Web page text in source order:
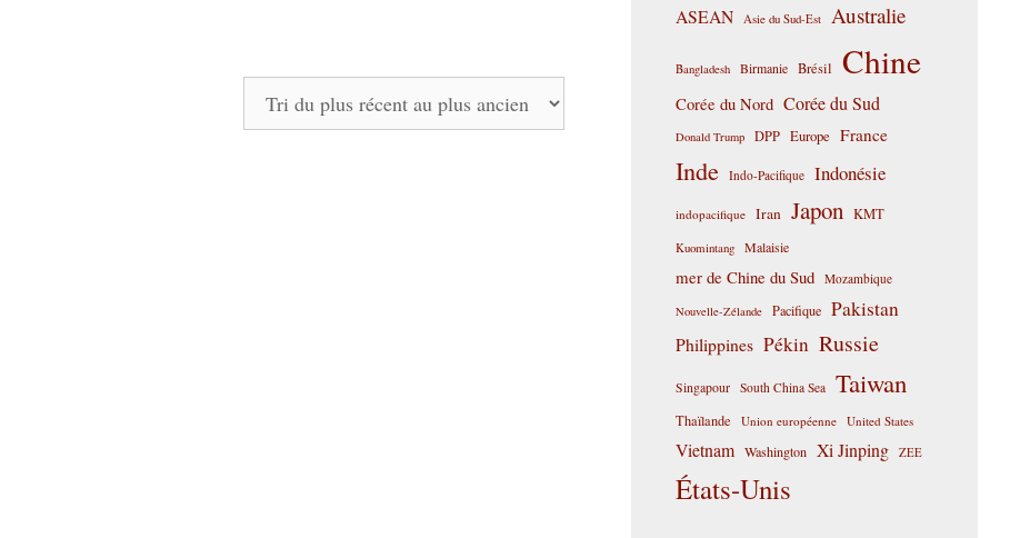
ASEAN Asie du Sud-Est Australie
Bangladesh Birmanie Brésil Chine
Corée du Nord Corée du Sud
Donald Trump DPP Europe France
Inde Indo-Pacifique Indonésie
indopacifique Iran Japon KMT
Kuomintang Malaisie
mer de Chine du Sud Mozambique
Nouvelle-Zélande Pacifique Pakistan
Philippines Pékin Russie
Singapour South China Sea Taiwan
Thaïlande Union européenne United States
Vietnam Washington Xi Jinping ZEE
États-Unis